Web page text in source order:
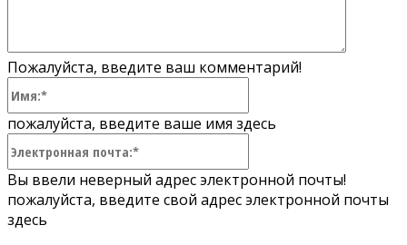
Пожалуйста, введите ваш комментарий!
пожалуйста, введите ваше имя здесь
Вы ввели неверный адрес электронной почты!
пожалуйста, введите свой адрес электронной почты
здесь